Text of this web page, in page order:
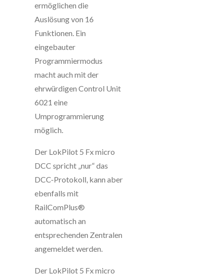
ermöglichen die
Auslösung von 16
Funktionen. Ein
eingebauter
Programmiermodus
macht auch mit der
ehrwürdigen Control Unit
6021 eine
Umprogrammierung
möglich.
Der LokPilot 5 Fx micro
DCC spricht „nur“ das
DCC-Protokoll, kann aber
ebenfalls mit
RailComPlus®
automatisch an
entsprechenden Zentralen
angemeldet werden.
Der LokPilot 5 Fx micro